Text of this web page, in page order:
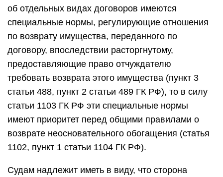
об отдельных видах договоров имеются
специальные нормы, регулирующие отношения
по возврату имущества, переданного по
договору, впоследствии расторгнутому,
предоставляющие право отчуждателю
требовать возврата этого имущества (пункт 3
статьи 488, пункт 2 статьи 489 ГК РФ), то в силу
статьи 1103 ГК РФ эти специальные нормы
имеют приоритет перед общими правилами о
возврате неосновательного обогащения (статья
1102, пункт 1 статьи 1104 ГК РФ).
Судам надлежит иметь в виду, что сторона